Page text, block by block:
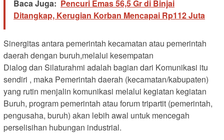
Baca Juga: Pencuri Emas 56,5 Gr di Binjai
Ditangkap, Kerugian Korban Mencapai Rp112 Juta
Sinergitas antara pemerintah kecamatan atau pemerintah
daerah dengan buruh,melalui kesempatan
Dialog dan Silaturahmi adalah bagian dari Komunikasi itu
sendiri , maka Pemerintah daerah (kecamatan/kabupaten)
yang rutin menjalin komunikasi melalui kegiatan kegiatan
Buruh, program pemerintah atau forum tripartit (pemerintah,
pengusaha, buruh) akan lebih awal untuk mencegah
perselisihan hubungan industrial.